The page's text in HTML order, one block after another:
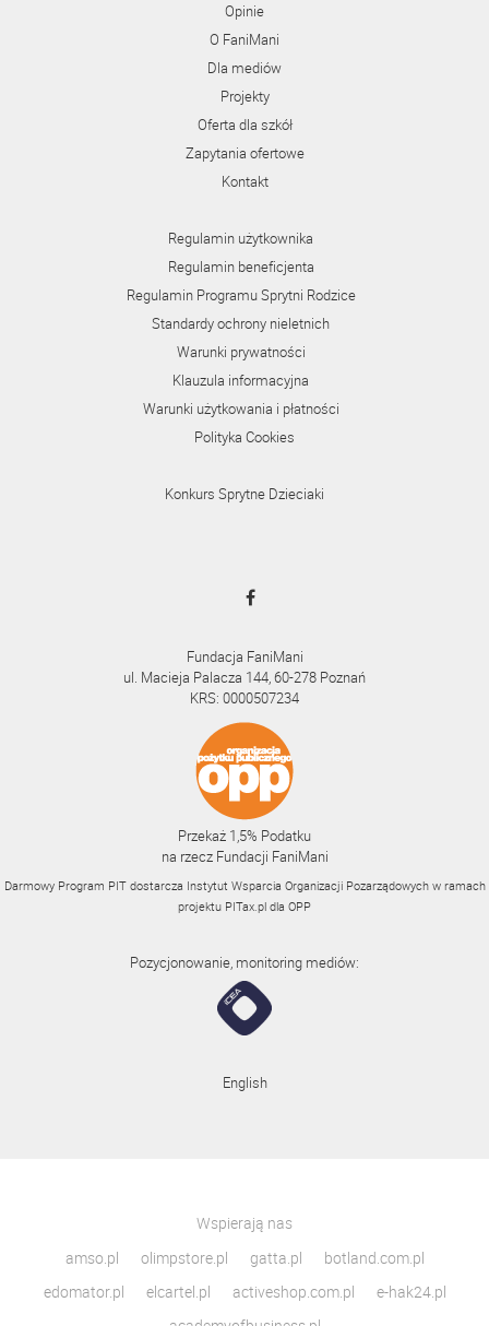
Opinie
O FaniMani
Dla mediów
Projekty
Oferta dla szkół
Zapytania ofertowe
Kontakt
Regulamin użytkownika
Regulamin beneficjenta
Regulamin Programu Sprytni Rodzice
Standardy ochrony nieletnich
Warunki prywatności
Klauzula informacyjna
Warunki użytkowania i płatności
Polityka Cookies
Konkurs Sprytne Dzieciaki
Fundacja FaniMani
ul. Macieja Palacza 144, 60-278 Poznań
KRS: 0000507234
Przekaż 1,5% Podatku
na rzecz Fundacji FaniMani
Darmowy Program PIT dostarcza Instytut Wsparcia Organizacji Pozarządowych w ramach
projektu PITax.pl dla OPP
Pozycjonowanie, monitoring mediów:
English
Wspierają nas
amso.pl
olimpstore.pl gatta.pl
botland.com.pl
edomator.pl
elcartel.pl activeshop.com.pl
e-hak24.pl